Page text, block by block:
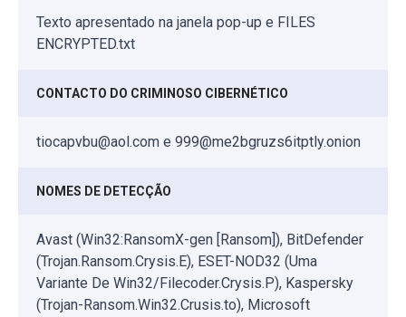
Texto apresentado na janela pop-up e FILES
ENCRYPTED.txt
CONTACTO DO CRIMINOSO CIBERNÉTICO
tiocapvbu@aol.com e 999@me2bgruzs6itptly.onion
NOMES DE DETECÇÃO
Avast (Win32:RansomX-gen [Ransom]), BitDefender
(Trojan.Ransom.Crysis.E), ESET-NOD32 (Uma
Variante De Win32/Filecoder.Crysis.P), Kaspersky
(Trojan-Ransom.Win32.Crusis.to), Microsoft